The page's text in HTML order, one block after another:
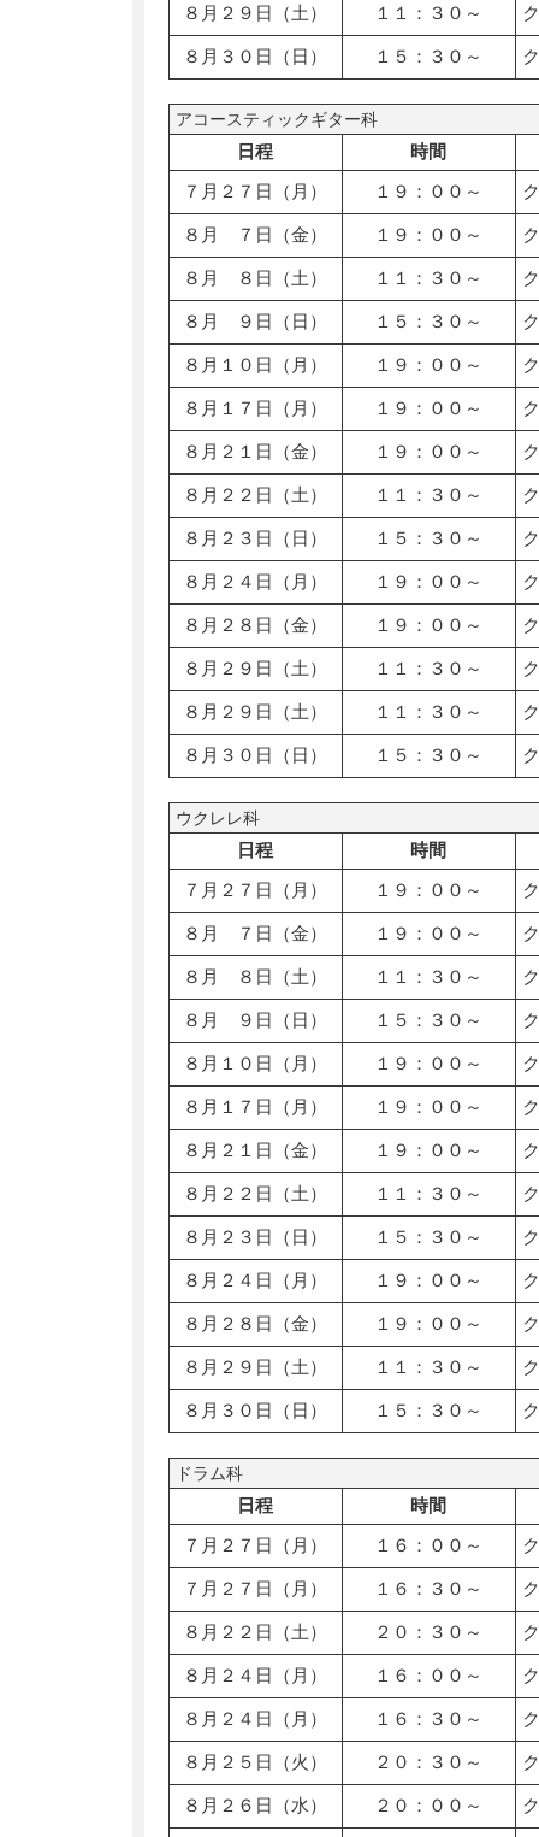
８月２９日（土） １１：３０～
８月３０日（日） １５：３０～
アコースティックギター科
日程
時間
７月２７日（月）
１９：００～
８月 ７日（金） １９：００～
８月 ８日（土） １１：３０～
８月 ９日（日） １５：３０～
８月１０日（月） １９：００～
８月１７日（月） １９：００～
８月２１日（金） １９：００～
８月２２日（土） １１：３０～
８月２３日（日） １５：３０～
８月２４日（月） １９：００～
８月２８日（金） １９：００～
８月２９日（土） １１：３０～
８月２９日（土） １１：３０～
８月３０日（日） １５：３０～
ウクレレ科
日程
時間
７月２７日（月）
１９：００～
８月 ７日（金） １９：００～
８月 ８日（土） １１：３０～
８月 ９日（日） １５：３０～
８月１０日（月） １９：００～
８月１７日（月） １９：００～
８月２１日（金） １９：００～
８月２２日（土） １１：３０～
８月２３日（日） １５：３０～
８月２４日（月） １９：００～
８月２８日（金） １９：００～
８月２９日（土） １１：３０～
８月３０日（日） １５：３０～
ドラム科
日程
時間
７月２７日（月）
１６：００～
７月２７日（月） １６：３０～
８月２２日（土） ２０：３０～
８月２４日（月） １６：００～
８月２４日（月） １６：３０～
８月２５日（火） ２０：３０～
８月２６日（水） ２０：００～